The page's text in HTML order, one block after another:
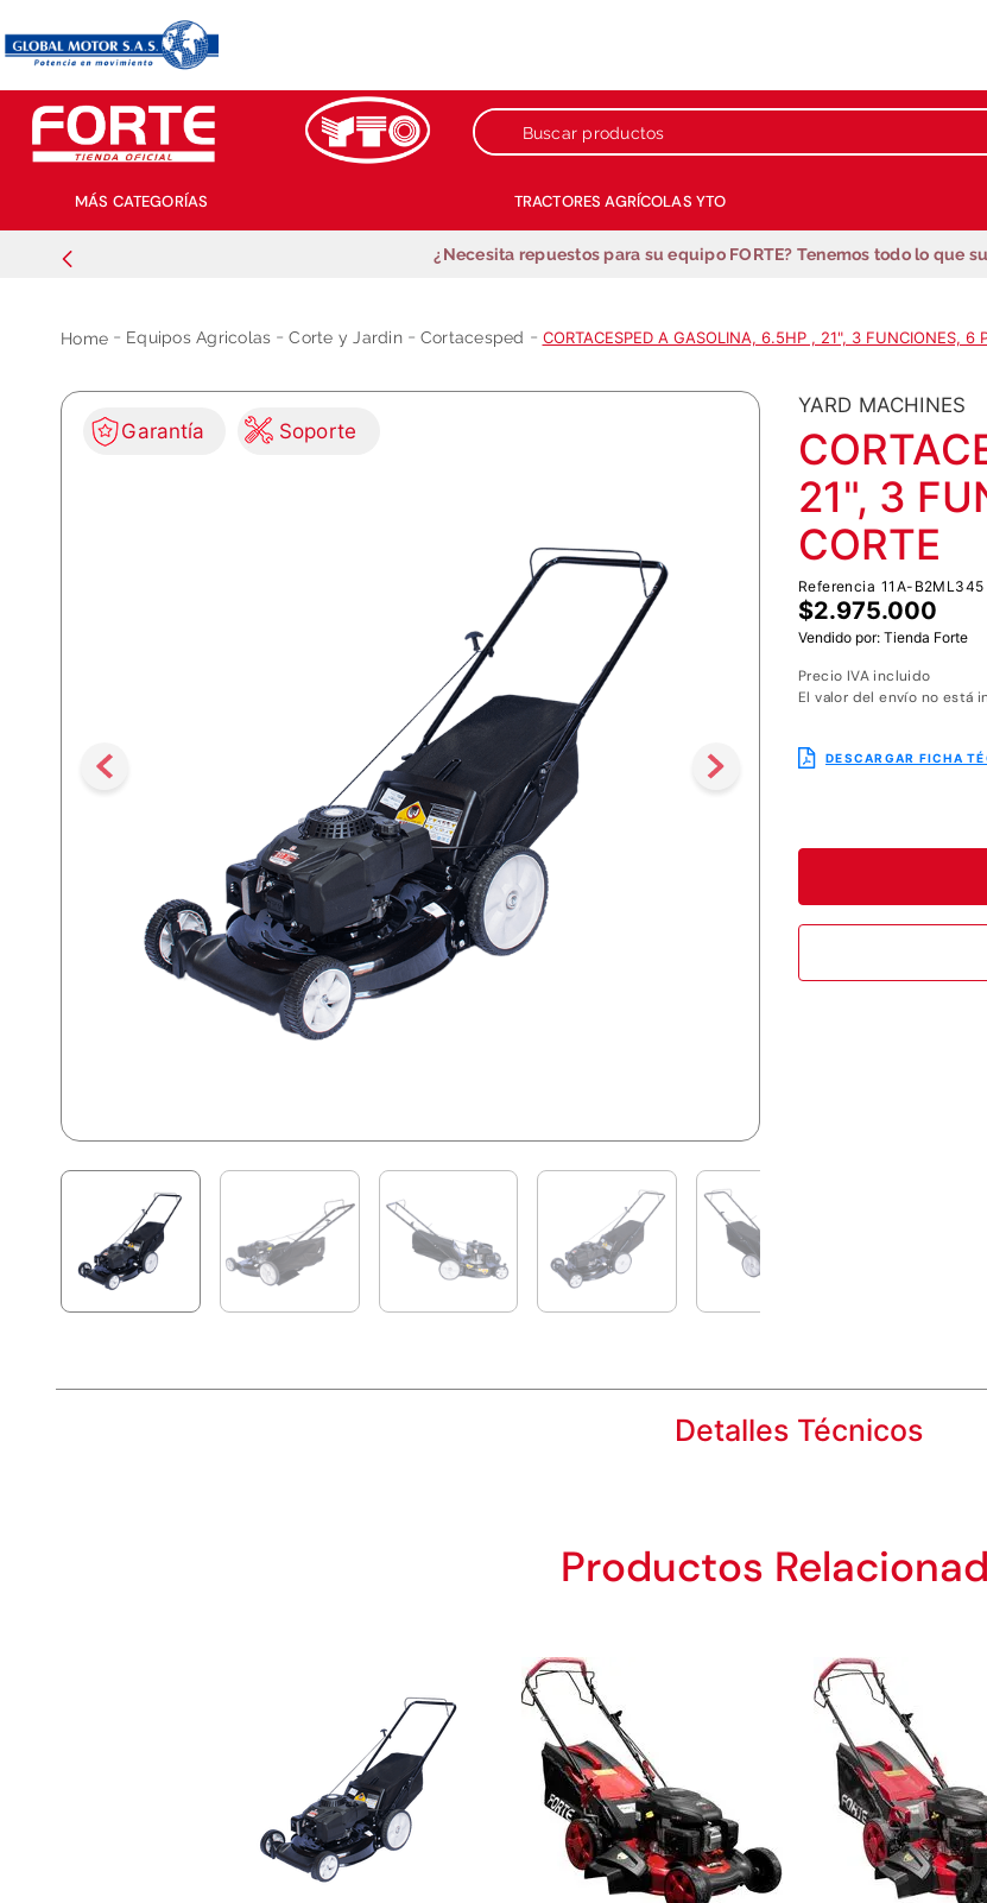
Buscar productos
MÁS CATEGORÍAS TRACTORES AGRÍCOLAS YTO
¿Necesita repuestos para su equipo FORTE? Tenemos todo lo que
Equipos Agricolas Corte y Jardin Cortacesped CORTACESPED A GASOLINA, 6.5HP , 21", 3 FUNCIONES, 6
Garantía Soporte
YARD MACHINES
21", 3
CORTE
Referencia 11A-B2ML345
$2.975.000
Vendido por: Tienda Forte
Precio IVA incluido
El valor del envío no está
DESCARGAR FICHA
Detalles Técnicos
Productos
1.
repuestos
3.
motobombas
8.
motoazada
motobombas diesel
motosierra